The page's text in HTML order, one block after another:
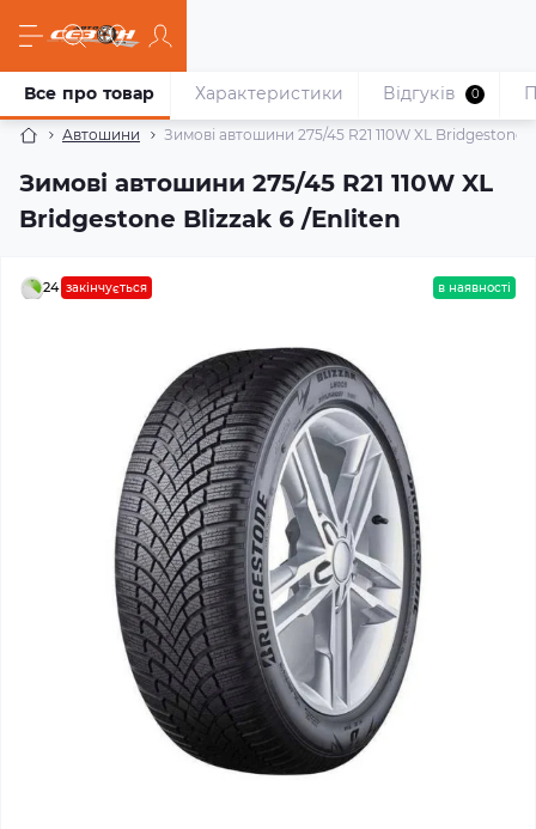
Автошини Зимові автошини 275/45 R21 110W XL Bridgestone
Зимові автошини 275/45 R21 110W XL
Bridgestone Blizzak 6 /Enliten
Все про товар Характеристики Відгуків 0
24 закінчується в наявності